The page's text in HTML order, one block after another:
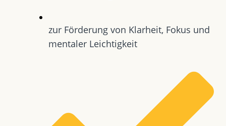
zur Förderung von Klarheit, Fokus und
mentaler Leichtigkeit